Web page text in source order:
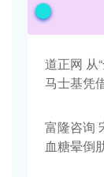
道正网 从
马士基凭
富隆咨询
血糖晕倒